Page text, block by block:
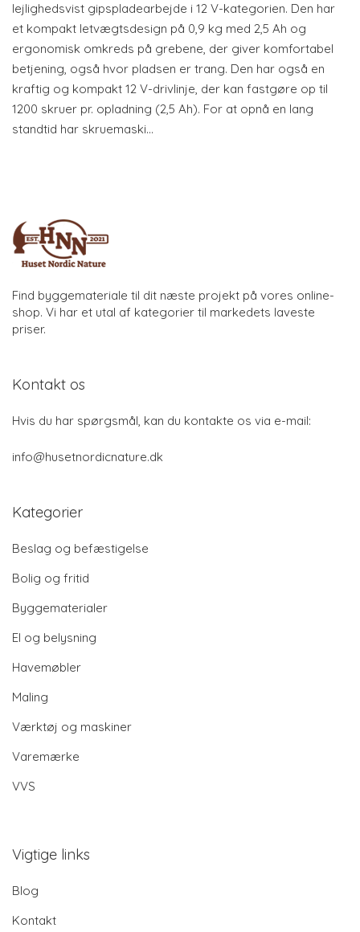
lejlighedsvist gipspladearbejde i 12 V-kategorien. Den har
et kompakt letvægtsdesign på 0,9 kg med 2,5 Ah og
ergonomisk omkreds på grebene, der giver komfortabel
betjening, også hvor pladsen er trang. Den har også en
kraftig og kompakt 12 V-drivlinje, der kan fastgøre op til
1200 skruer pr. opladning (2,5 Ah). For at opnå en lang
standtid har skruemaski…
Find byggemateriale til dit næste projekt på vores online-
shop. Vi har et utal af kategorier til markedets laveste
priser.
Kontakt os
Hvis du har spørgsmål, kan du kontakte os via e-mail:
info@husetnordicnature.dk
Kategorier
Beslag og befæstigelse
Bolig og fritid
Byggematerialer
El og belysning
Havemøbler
Maling
Værktøj og maskiner
Varemærke
VVS
Vigtige links
Blog
Kontakt